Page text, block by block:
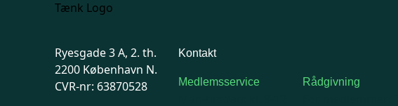
Ryesgade 3 A, 2. th.
2200 København N.
CVR-nr: 63870528
Kontakt
Medlemsservice Rådgivning